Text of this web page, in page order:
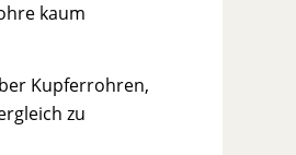
kaum
Kupferrohren,
zu